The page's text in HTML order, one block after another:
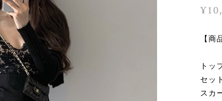
【商
トッ
セッ
スカ